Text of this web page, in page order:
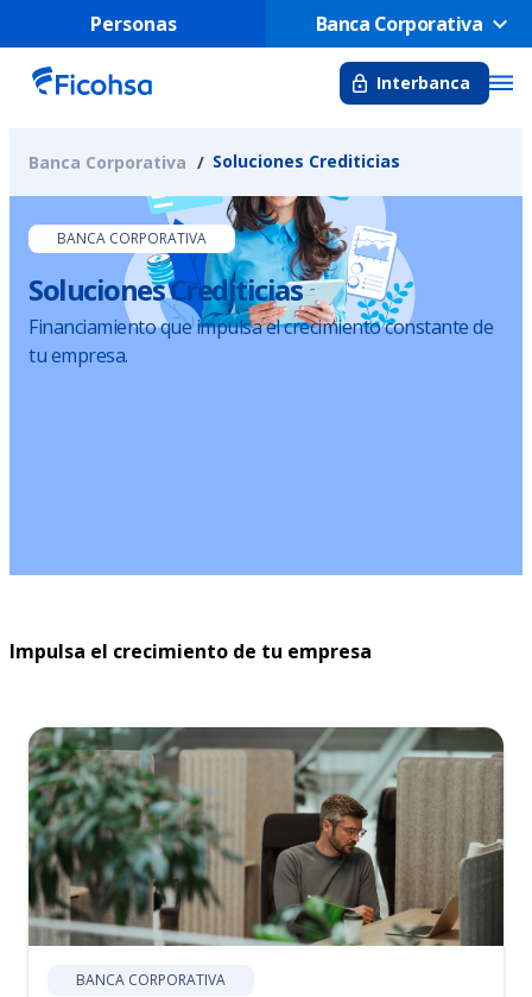
Personas Banca Corporativa
Interbanca
Banca Corporativa Soluciones Crediticias
BANCA CORPORATIVA
Soluciones Crediticias
Financiamiento que impulsa el crecimiento constante de
tu empresa.
Impulsa el crecimiento de tu empresa
BANCA CORPORATIVA